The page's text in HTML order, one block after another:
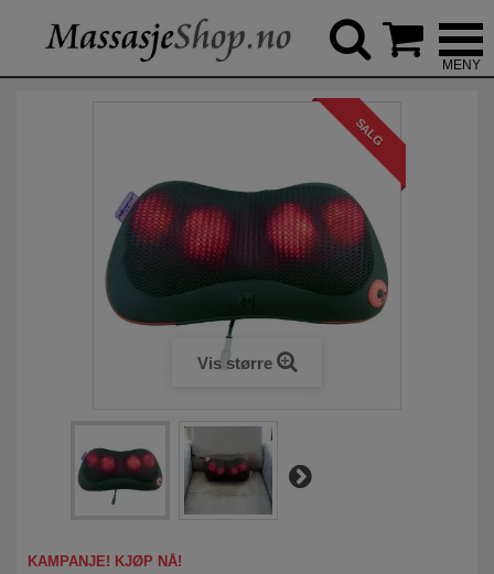
SALG
Vis større
KAMPANJE! KJØP NÅ!
 